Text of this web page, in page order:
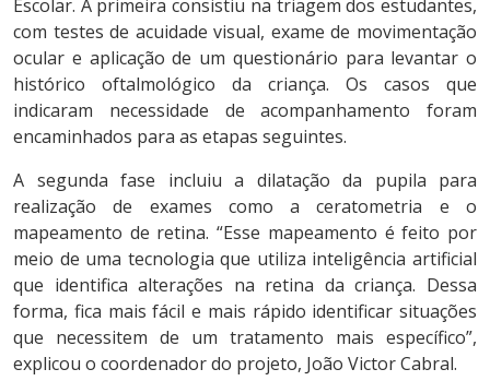
Escolar. A primeira consistiu na triagem dos estudantes,
com testes de acuidade visual, exame de movimentação
ocular e aplicação de um questionário para levantar o
histórico oftalmológico da criança. Os casos que
indicaram necessidade de acompanhamento foram
encaminhados para as etapas seguintes.
A segunda fase incluiu a dilatação da pupila para
realização de exames como a ceratometria e o
mapeamento de retina. “Esse mapeamento é feito por
meio de uma tecnologia que utiliza inteligência artificial
que identifica alterações na retina da criança. Dessa
forma, fica mais fácil e mais rápido identificar situações
que necessitem de um tratamento mais específico”,
explicou o coordenador do projeto, João Victor Cabral.